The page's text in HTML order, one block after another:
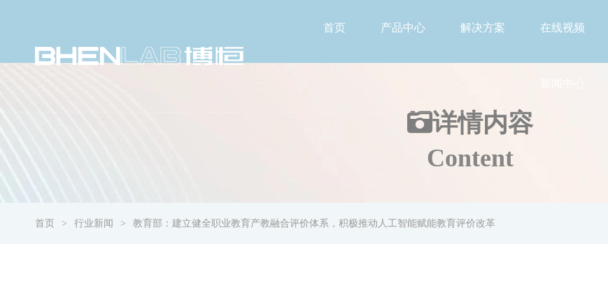
首页 产品中心 解决方案 在线视频
详情内容
Content
首页 行业新闻 教育部：建立健全职业教育产教融合评价体系，积极推动人工智能赋能教育评价改革